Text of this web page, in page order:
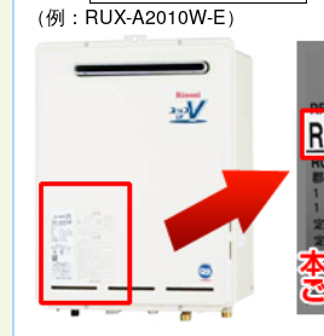
（例：RUX-A2010W-E）